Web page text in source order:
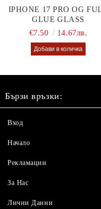
IPHONE 17 PRO OG
GLUE GLASS
€7.50
14.67лв.
Бързи връзки:
Вход
Начало
Рекламации
За Нас
Лични Данни